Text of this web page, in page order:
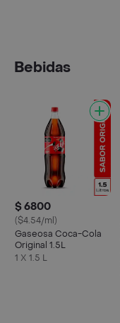
Bebidas
$ 6800
($4.54/ml)
Gaseosa Coca-Cola
Original 1.5L
1 X 1.5 L